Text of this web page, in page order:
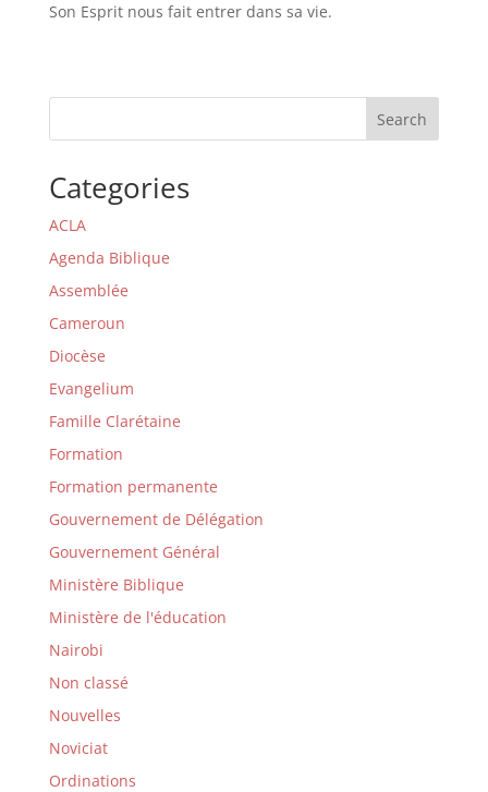
Son Esprit nous fait entrer dans sa vie.
Search
Categories
ACLA
Agenda Biblique
Assemblée
Cameroun
Diocèse
Evangelium
Famille Clarétaine
Formation
Formation permanente
Gouvernement de Délégation
Gouvernement Général
Ministère Biblique
Ministère de l'éducation
Nairobi
Non classé
Nouvelles
Noviciat
Ordinations